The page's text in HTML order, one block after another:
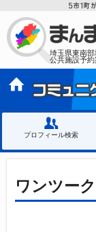
埼玉県東南
公共施設予
プロフィール検索
ワンツー